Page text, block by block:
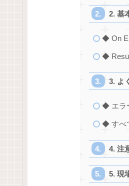
2. 基
◆ On
◆
3. よ
◆ エラ
◆ すべ
4. 注
5. 現